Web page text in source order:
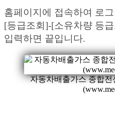
홈페이지에 접속하여 로
[등급조회]-[소유차량 등
입력하면 끝입니다.
자동차배출가스 종합